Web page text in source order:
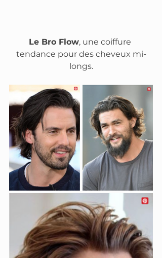
Le Bro Flow, une coiffure
tendance pour des cheveux mi-
longs.